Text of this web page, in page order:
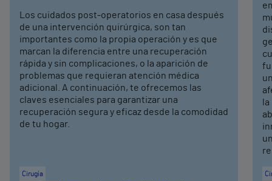
Los cuidados post-operatorios en casa después
de una intervención quirúrgica, son tan
importantes como la propia operación y es que
marcan la diferencia entre una recuperación
rápida y sin complicaciones, o la aparición de
problemas que requieran atención médica
adicional. A continuación, te ofrecemos las
claves esenciales para garantizar una
recuperación segura y eficaz desde la comodidad
de tu hogar.
Cirugía